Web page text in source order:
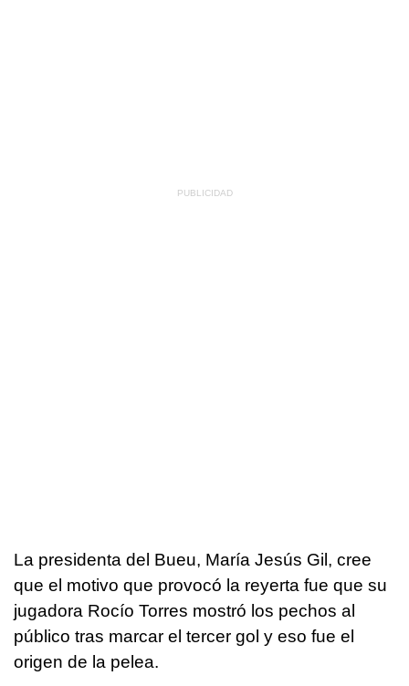
La presidenta del Bueu, María Jesús Gil, cree
que el motivo que provocó la reyerta fue que su
jugadora Rocío Torres mostró los pechos al
público tras marcar el tercer gol y eso fue el
origen de la pelea.